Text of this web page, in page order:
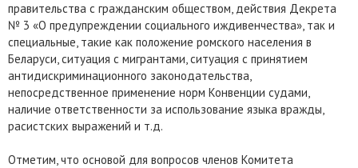
правительства с гражданским обществом, действия Декрета
№ 3 «О предупреждении социального иждивенчества», так и
специальные, такие как положение ромского населения в
Беларуси, ситуация с мигрантами, ситуация с принятием
антидискриминационного законодательства,
непосредственное применение норм Конвенции судами,
наличие ответственности за использование языка вражды,
расистских выражений и т.д.
Отметим, что основой для вопросов членов Комитета